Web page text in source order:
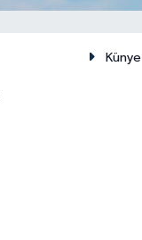
Künye